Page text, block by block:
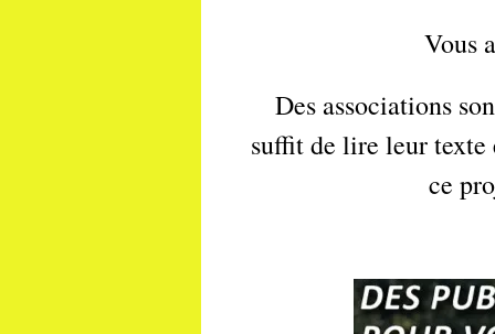
Vous
Des associations
suffit de lire leur
ce